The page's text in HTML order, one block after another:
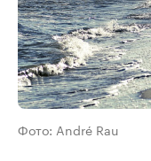
Фото: André Rau